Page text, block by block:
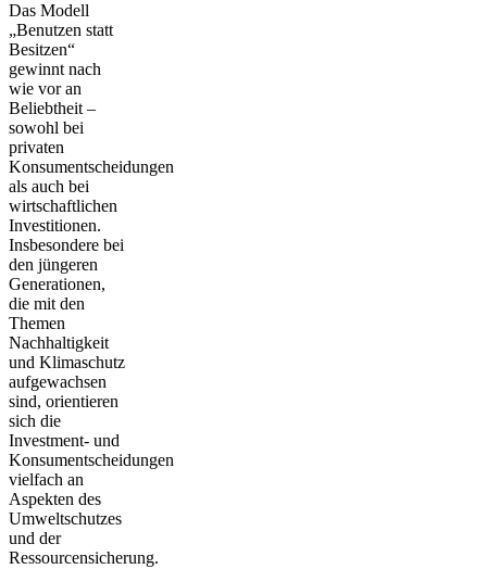
Das Modell
„Benutzen statt
Besitzen“
gewinnt nach
wie vor an
Beliebtheit –
sowohl bei
privaten
Konsumentscheidungen
als auch bei
wirtschaftlichen
Investitionen.
Insbesondere bei
den jüngeren
Generationen,
die mit den
Themen
Nachhaltigkeit
und Klimaschutz
aufgewachsen
sind, orientieren
sich die
Investment- und
Konsumentscheidungen
vielfach an
Aspekten des
Umweltschutzes
und der
Ressourcensicherung.